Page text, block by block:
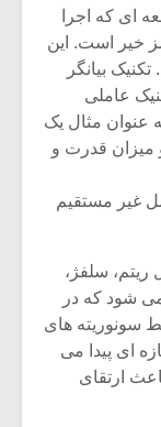
ای که اجرا
خیر است. این
بیانگر
عاملی
عنوان مثال یک
میزان قدرت و
غیر مستقیم
سلفژ،
شود که در
سونوریته های
ای پیدا می
ارتقای